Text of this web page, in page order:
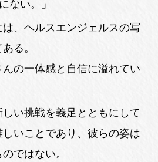
ない。」
、ヘルスエンジェルスの写
る。
の一体感と自信に溢れてい
い挑戦を義足とともにして
いことであり、彼らの姿は
ではない。